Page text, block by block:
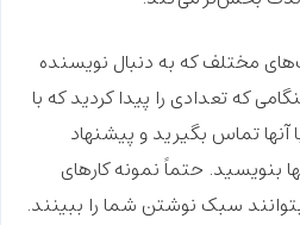
مختلف که به دنبال نویسنده
که تعدادی را پیدا کردید که با
آنها تماس بگیرید و پیشنهاد
بنویسید. حتماً نمونه کارهای
سبک نوشتن شما را ببینند.